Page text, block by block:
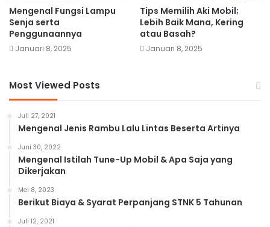
Mengenal Fungsi Lampu
Senja serta
Penggunaannya
Januari 8, 2025
Tips Memilih Aki Mobil;
Lebih Baik Mana, Kering
atau Basah?
Januari 8, 2025
Most Viewed Posts
Juli 27, 2021
Mengenal Jenis Rambu Lalu Lintas Beserta Artinya
Juni 30, 2022
Mengenal Istilah Tune-Up Mobil & Apa Saja yang
Dikerjakan
Mei 8, 2023
Berikut Biaya & Syarat Perpanjang STNK 5 Tahunan
Juli 12, 2021